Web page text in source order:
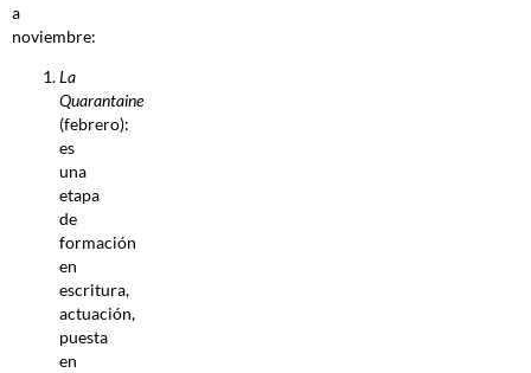
a
noviembre:
La
Quarantaine
(febrero):
es
una
etapa
de
formación
en
escritura,
actuación,
puesta
en